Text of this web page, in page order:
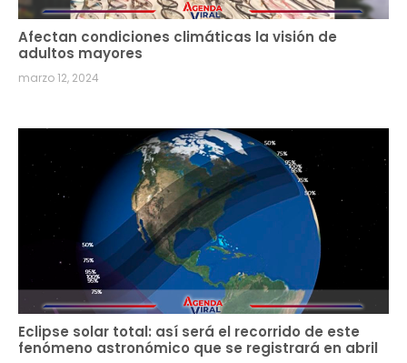
Afectan condiciones climáticas la visión de
adultos mayores
marzo 12, 2024
Eclipse solar total: así será el recorrido de este
fenómeno astronómico que se registrará en abril